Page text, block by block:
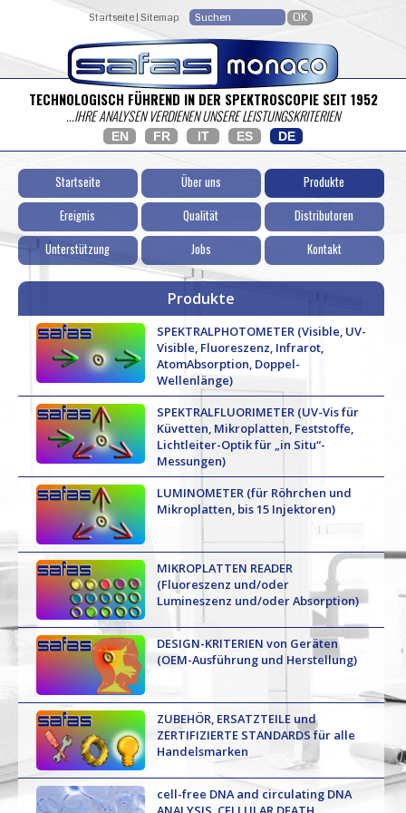
Startseite |Sitemap
TECHNOLOGISCH FÜHREND IN DER SPEKTROSCOPIE SEIT 1952
...IHRE ANALYSEN VERDIENEN UNSERE LEISTUNGSKRITERIEN
EN FR IT ES DE
Startseite Über uns
Produkte
Ereignis
Qualität
Distributoren
Unterstützung
Jobs Kontakt
Produkte
SPEKTRALPHOTOMETER (Visible, UV-
Visible, Fluoreszenz, Infrarot,
AtomAbsorption, Doppel-
Wellenlänge)
SPEKTRALFLUORIMETER (UV-Vis für
Küvetten, Mikroplatten, Feststoffe,
Lichtleiter-Optik für „in Situ“-
Messungen)
LUMINOMETER (für Röhrchen und
Mikroplatten, bis 15 Injektoren)
MIKROPLATTEN READER
(Fluoreszenz und/oder
Lumineszenz und/oder Absorption)
DESIGN-KRITERIEN von Geräten
(OEM-Ausführung und Herstellung)
ZUBEHÖR, ERSATZTEILE und
ZERTIFIZIERTE STANDARDS für alle
Handelsmarken
cell-free DNA and circulating DNA